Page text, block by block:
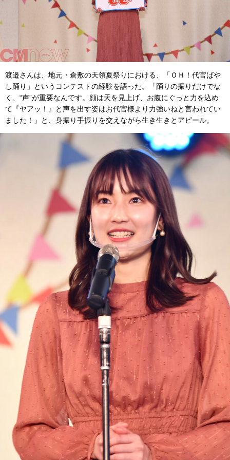
渡邉さんは、地元・倉敷の天領夏祭りにおける、「ＯＨ！代官ばや
し踊り」というコンテストの経験を語った。「踊りの振りだけでな
く、“声”が重要なんです。顔は天を見上げ、お腹にぐっと力を込め
て『ヤアッ！』と声を出す姿はお代官様より力強いねと言われてい
ました！」と、身振り手振りを交えながら生き生きとアピール。